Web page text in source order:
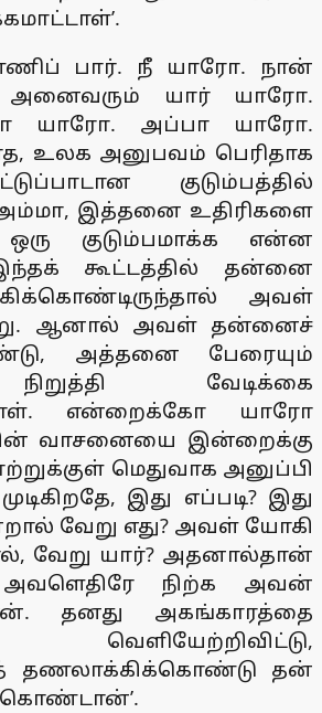
பார். நீ யாரோ. நான்
யார் யாரோ.
யாரோ. அப்பா யாரோ.
உலக அனுபவம் பெரிதாக
குடும்பத்தில்
இத்தனை உதிரிகளை
ஒரு குடும்பமாக்க என்ன
இந்தக் கூட்டத்தில் தன்னை
அவள்
ஆனால் அவள் தன்னைச்
அத்தனை பேரையும்
வேடிக்கை
என்றைக்கோ யாரோ
வாசனையை இன்றைக்கு
மெதுவாக அனுப்பி
இது எப்படி? இது
வேறு எது? அவள் யோகி
வேறு யார்? அதனால்தான்
நிற்க அவன்
தனது அகங்காரத்தை
வெளியேற்றிவிட்டு,
தணலாக்கிக்கொண்டு தன்